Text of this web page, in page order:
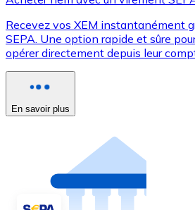
Recevez vos XEM instantanément
SEPA. Une option rapide et sûre
opérer directement depuis leur
En savoir plus